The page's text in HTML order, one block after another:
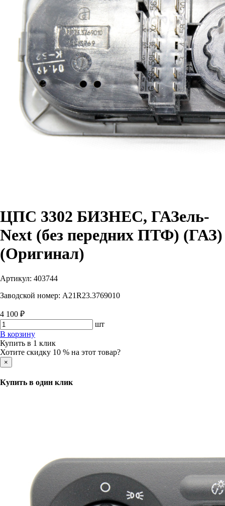
ЦПС 3302 БИЗНЕС, ГАЗель-
Next (без передних ПТФ) (ГАЗ)
(Оригинал)
Артикул: 403744
Заводской номер: А21R23.3769010
4 100 ₽
шт
В корзину
Купить в 1 клик
Хотите скидку 10 % на этот товар?
×
Купить в один клик